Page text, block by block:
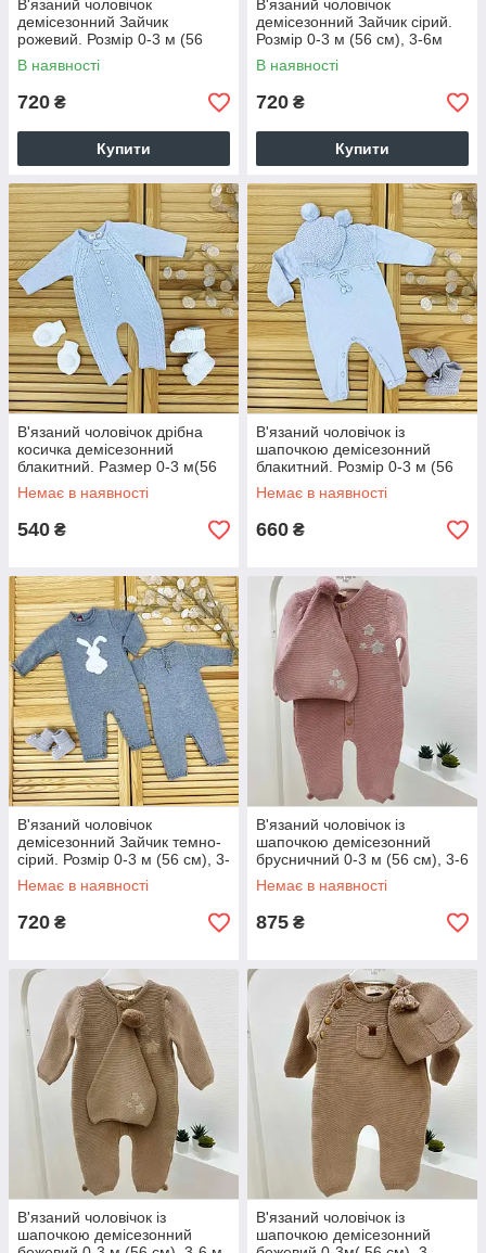
В'язаний чоловічок
демісезонний Зайчик
рожевий. Розмір 0-3 м (56
см), 3-6м (62 см),6-9м(68
см),9-12 м (74 см)
В наявності
720 ₴
Купити
В'язаний чоловічок
демісезонний Зайчик сірий.
Розмір 0-3 м (56 см), 3-6м
(62 см),6-9м(68 см),9-12 м
(74 см)
В наявності
720 ₴
Купити
В'язаний чоловічок дрібна
косичка демісезонний
блакитний. Размер 0-3 м(56
см) ,3-6м(62см),6-
9м(68см),9-12м(74см)
Немає в наявності
540 ₴
В'язаний чоловічок із
шапочкою демісезонний
блакитний. Розмір 0-3 м (56
см), 3-6м (62 см),6-9м(68
см),9-12 м (74 см)
Немає в наявності
660 ₴
В'язаний чоловічок
демісезонний Зайчик темно-
сірий. Розмір 0-3 м (56 см), 3-
6м (62 см), 6-9м (68 см), 9-12
м (74 см)
Немає в наявності
720 ₴
В'язаний чоловічок із
шапочкою демісезонний
брусничний 0-3 м (56 см), 3-6
м (62 см),6-9 м (68 см),9-12
м (74 см)
Немає в наявності
875 ₴
В'язаний чоловічок із
шапочкою демісезонний
В'язаний чоловічок із
шапочкою демісезонний